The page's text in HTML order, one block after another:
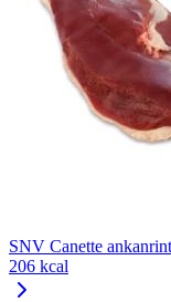
SNV Canette
206 kcal